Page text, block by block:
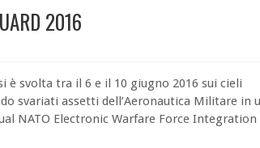
2016
è svolta tra il 6 e il 10 giugno 2016 sui cieli
svariati assetti dell’Aeronautica Militare in
NATO Electronic Warfare Force Integration